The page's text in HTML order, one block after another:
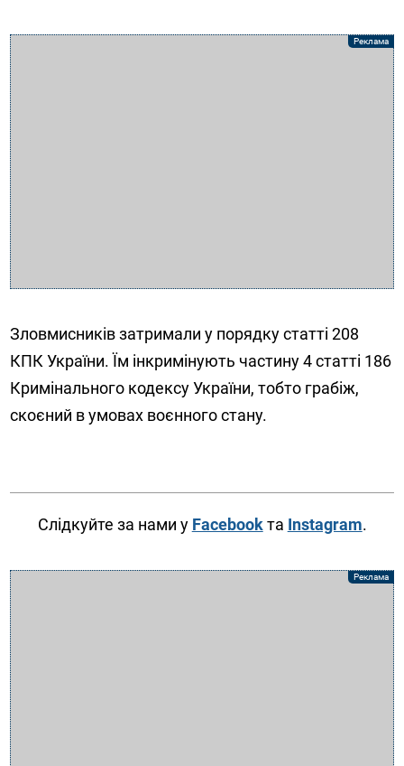
Зловмисників затримали у порядку статті 208
КПК України. Їм інкримінують частину 4 статті 186
Кримінального кодексу України, тобто грабіж,
скоєний в умовах воєнного стану.
Слідкуйте за нами у Facebookта Instagram.